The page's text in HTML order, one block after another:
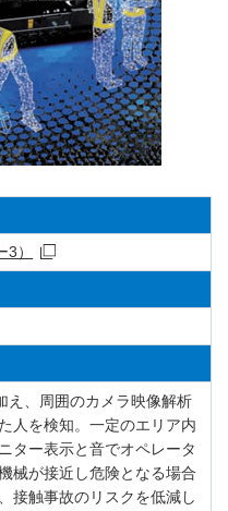
）
え、周囲のカメラ映像解析
人を検知。一定のエリア内
ター表示と音でオペレータ
械が接近し危険となる場合
接触事故のリスクを低減し